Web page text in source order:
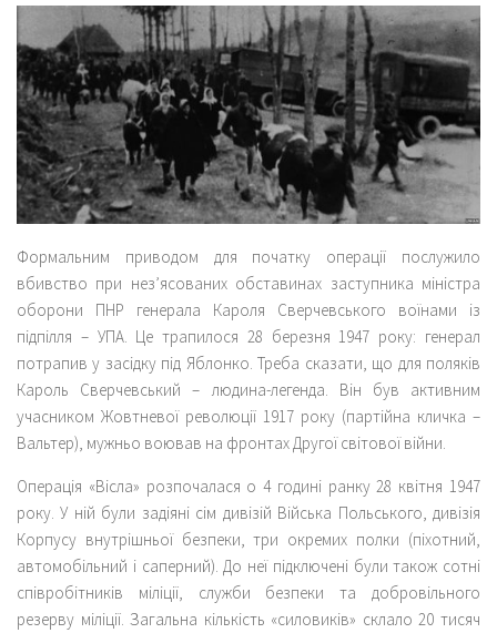
Формальним приводом для початку операції послужило
вбивство при нез’ясованих обставинах заступника міністра
оборони ПНР генерала Кароля Сверчевського воїнами із
підпілля – УПА. Це трапилося 28 березня 1947 року: генерал
потрапив у засідку під Яблонко. Треба сказати, що для поляків
Кароль Сверчевський – людина-легенда. Він був активним
учасником Жовтневої революції 1917 року (партійна кличка –
Вальтер), мужньо воював на фронтах Другої світової війни.
Операція «Вісла» розпочалася о 4 годині ранку 28 квітня 1947
року. У ній були задіяні сім дивізій Війська Польського, дивізія
Корпусу внутрішньої безпеки, три окремих полки (піхотний,
автомобільний і саперний). До неї підключені були також сотні
співробітників міліції, служби безпеки та добровільного
резерву міліції. Загальна кількість «силовиків» склало 20 тисяч